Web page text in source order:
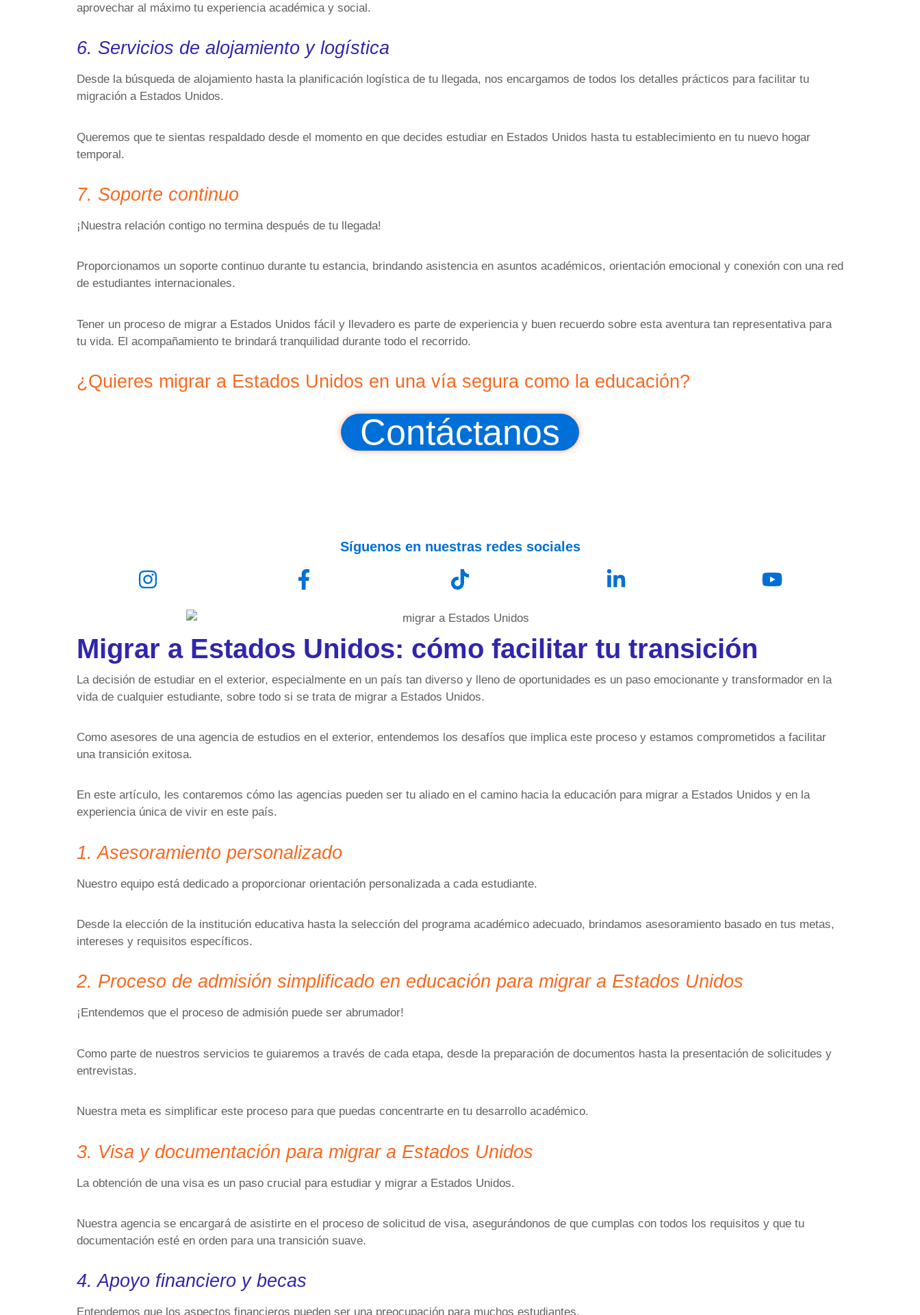
aprovechar al máximo tu experiencia académica y social.
6. Servicios de alojamiento y logística
Desde la búsqueda de alojamiento hasta la planificación logística de tu llegada, nos encargamos de todos los detalles prácticos para facilitar tu
migración a Estados Unidos.
Queremos que te sientas respaldado desde el momento en que decides estudiar en Estados Unidos hasta tu establecimiento en tu nuevo hogar
temporal.
7. Soporte continuo
¡Nuestra relación contigo no termina después de tu llegada!
Proporcionamos un soporte continuo durante tu estancia, brindando asistencia en asuntos académicos, orientación emocional y conexión con una red
de estudiantes internacionales.
Tener un proceso de migrar a Estados Unidos fácil y llevadero es parte de experiencia y buen recuerdo sobre esta aventura tan representativa para
tu vida. El acompañamiento te brindará tranquilidad durante todo el recorrido.
¿Quieres migrar a Estados Unidos en una vía segura como la educación?
Contáctanos
Síguenos en nuestras redes sociales
Migrar a Estados Unidos: cómo facilitar tu transición
La decisión de estudiar en el exterior, especialmente en un país tan diverso y lleno de oportunidades es un paso emocionante y transformador en la
vida de cualquier estudiante, sobre todo si se trata de migrar a Estados Unidos.
Como asesores de una agencia de estudios en el exterior, entendemos los desafíos que implica este proceso y estamos comprometidos a facilitar
una transición exitosa.
En este artículo, les contaremos cómo las agencias pueden ser tu aliado en el camino hacia la educación para migrar a Estados Unidos y en la
experiencia única de vivir en este país.
1. Asesoramiento personalizado
Nuestro equipo está dedicado a proporcionar orientación personalizada a cada estudiante.
Desde la elección de la institución educativa hasta la selección del programa académico adecuado, brindamos asesoramiento basado en tus metas,
intereses y requisitos específicos.
2. Proceso de admisión simplificado en educación para migrar a Estados Unidos
¡Entendemos que el proceso de admisión puede ser abrumador!
Como parte de nuestros servicios te guiaremos a través de cada etapa, desde la preparación de documentos hasta la presentación de solicitudes y
entrevistas.
Nuestra meta es simplificar este proceso para que puedas concentrarte en tu desarrollo académico.
3. Visa y documentación para migrar a Estados Unidos
La obtención de una visa es un paso crucial para estudiar y migrar a Estados Unidos.
Nuestra agencia se encargará de asistirte en el proceso de solicitud de visa, asegurándonos de que cumplas con todos los requisitos y que tu
documentación esté en orden para una transición suave.
4. Apoyo financiero y becas
Entendemos que los aspectos financieros pueden ser una preocupación para muchos estudiantes.